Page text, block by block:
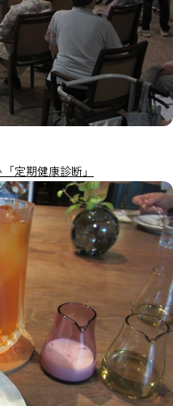
定期健康診断」